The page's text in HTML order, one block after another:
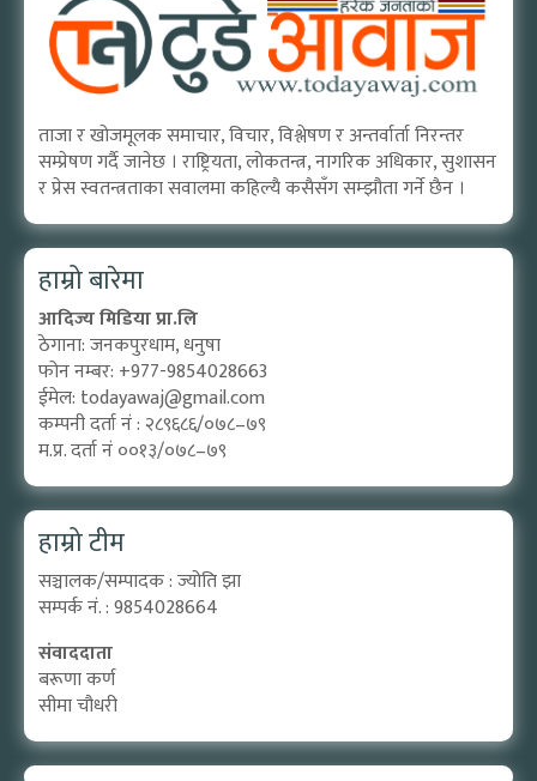
ताजा र खोजमूलक समाचार, विचार, विश्लेषण र अन्तर्वार्ता निरन्तर
सम्प्रेषण गर्दै जानेछ । राष्ट्रियता, लोकतन्त्र, नागरिक अधिकार, सुशासन
र प्रेस स्वतन्त्रताका सवालमा कहिल्यै कसैसँग सम्झौता गर्ने छैन ।
हाम्रो बारेमा
आदिज्य मिडिया प्रा.लि
ठेगाना: जनकपुरधाम, धनुषा
फोन नम्बर: +977-9854028663
ईमेल: todayawaj@gmail.com
कम्पनी दर्ता नं : २८९६८६/०७८–७९
म.प्र. दर्ता नं ००१३/०७८–७९
हाम्रो टीम
सञ्चालक/सम्पादक : ज्योति झा
सम्पर्क नं. : 9854028664
संवाददाता
बरूणा कर्ण
सीमा चौधरी